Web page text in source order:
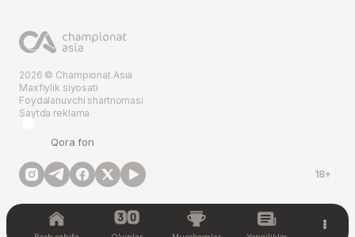
2026 © Championat.Asia
Maxfiylik siyosati
Foydalanuvchi shartnomasi
Saytda reklama
Qora fon
18+